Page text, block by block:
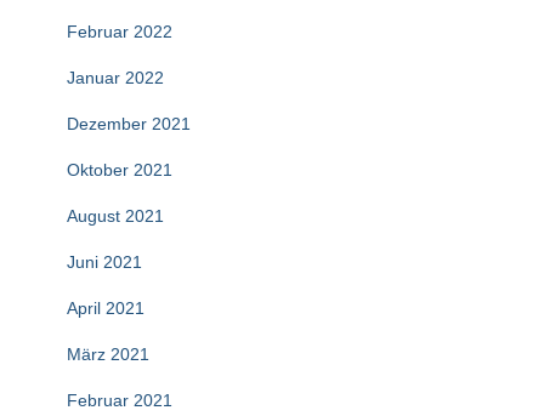
Februar 2022
Januar 2022
Dezember 2021
Oktober 2021
August 2021
Juni 2021
April 2021
März 2021
Februar 2021